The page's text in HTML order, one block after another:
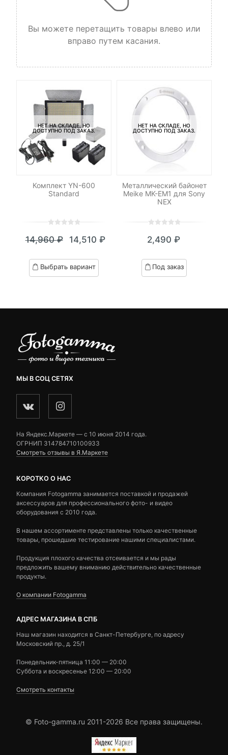
Вы можете перетащить товары влево или
вправо путем касания.
НЕТ НА СКЛАДЕ, НО
ДОСТУПНО ПОД ЗАКАЗ.
Комплект YN-600
Standard
out
based
on
14,960₽
Первоначальная
цена
составляла
14,510 ₽
Текущая
цена:
14,510 ₽.
Выбрать вариант
НЕТ НА СКЛАДЕ, НО
ДОСТУПНО ПОД ЗАКАЗ.
Металлический байонет
Meike MK-EM1 для Sony
NEX
out
based
on
2,490 ₽
Под заказ
МЫ В СОЦ СЕТЯХ
На Яндекс.Маркете — c 10 июня 2014 года.
ОГРНИП 314784710100933
Смотреть отзывы в Я.Маркете
КОРОТКО О НАС
Компания Fotogamma занимается поставкой и продажей
аксессуаров для профессионального фото- и видео
оборудования с 2010 года.
В нашем ассортименте представлены только качественные
товары, прошедшие тестирование нашими специалистами.
Продукция плохого качества отсеивается и мы рады
предложить вашему вниманию действительно качественные
продукты.
О компании Fotogamma
АДРЕС МАГАЗИНА В СПБ
Наш магазин находится в Санкт-Петербурге, по адресу
Московский пр., д. 25/1
Понедельник-пятница 11:00 — 20:00
Суббота и воскресенье 12:00 — 20:00
Смотреть контакты
© Foto-gamma.ru 2011-2026 Все права защищены.